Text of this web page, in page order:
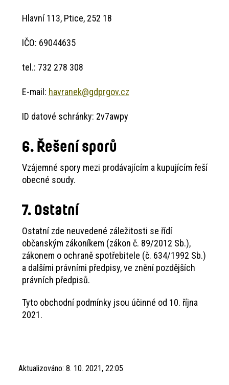
Hlavní 113, Ptice, 252 18
IČO: 69044635
tel.: 732 278 308
E-mail: havranek@gdprgov.cz
ID datové schránky: 2v7awpy
6. Řešení sporů
Vzájemné spory mezi prodávajícím a kupujícím řeší
obecné soudy.
7. Ostatní
Ostatní zde neuvedené záležitosti se řídí
občanským zákoníkem (zákon č. 89/2012 Sb.),
zákonem o ochraně spotřebitele (č. 634/1992 Sb.)
a dalšími právními předpisy, ve znění pozdějších
právních předpisů.
Tyto obchodní podmínky jsou účinné od 10. října
2021.
Aktualizováno: 8. 10. 2021, 22:05